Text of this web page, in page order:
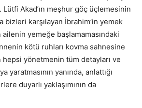
Lütfi Akad’ın meşhur göç üçlemesinin
bizleri karşılayan İbrahim’in yemek
ailenin yemeğe başlamamasındaki
kötü ruhları kovma sahnesine
hepsi yönetmenin tüm detayları ve
yaratmasının yanında, anlattığı
duyarlı yaklaşımının da